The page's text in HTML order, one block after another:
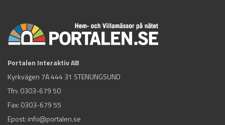
Portalen Interaktiv AB
Kyrkvägen 7A 444 31 STENUNGSUND
Tfn: 0303-679 50
Fax: 0303-679 55
Epost: info@portalen.se